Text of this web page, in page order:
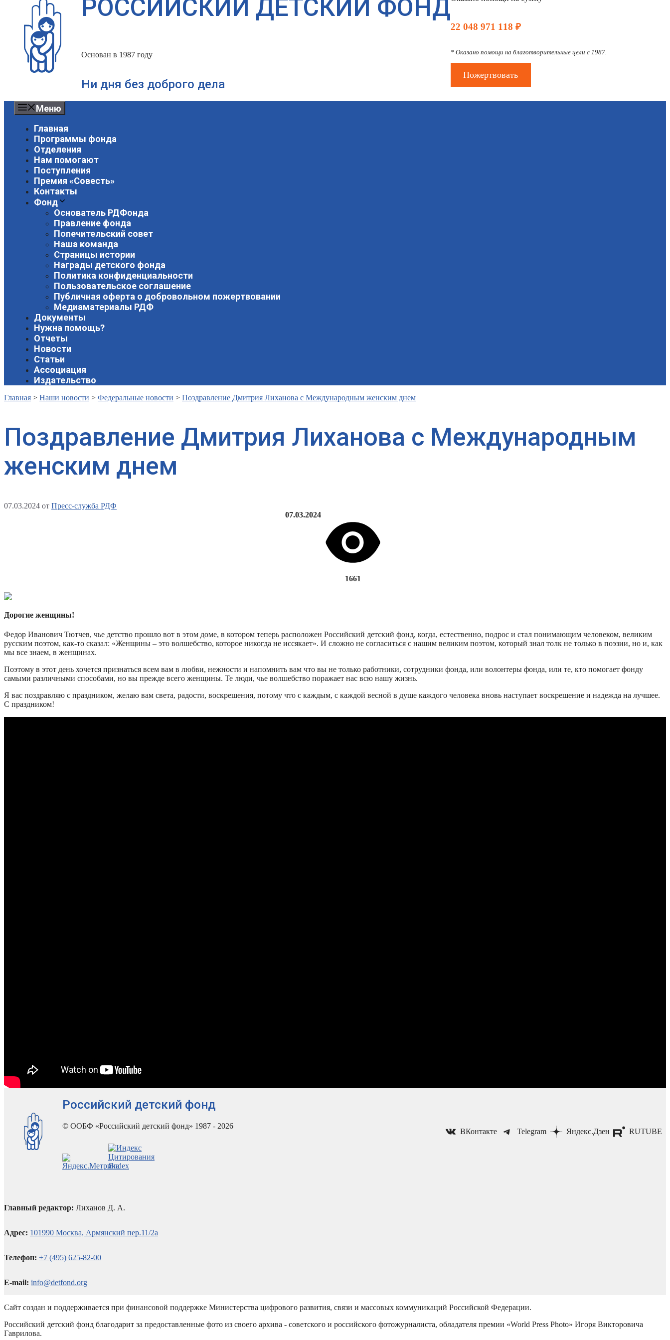
РОССИЙСКИЙ ДЕТСКИЙ ФОНД
Основан в 1987 году
Ни дня без доброго дела
22 048 971 118 ₽
* Оказано помощи на благотворительные цели с 1987.
Пожертвовать
Меню
Главная
Программы фонда
Отделения
Нам помогают
Поступления
Премия «Совесть»
Контакты
Фонд
Основатель РДФонда
Правление фонда
Попечительский совет
Наша команда
Страницы истории
Награды детского фонда
Политика конфиденциальности
Пользовательское соглашение
Публичная оферта о добровольном пожертвовании
Медиаматериалы РДФ
Документы
Нужна помощь?
Отчеты
Новости
Статьи
Ассоциация
Издательство
Главная > Наши новости > Федеральные новости > Поздравление Дмитрия Лиханова с Международным женским днем
Поздравление Дмитрия Лиханова с Международным
женским днем
07.03.2024 от Пресс-служба РДФ
07.03.2024
1661
Дорогие женщины!
Федор Иванович Тютчев, чье детство прошло вот в этом доме, в котором теперь расположен Российский детский фонд, когда, естественно, подрос и стал понимающим человеком, великим
русским поэтом, как-то сказал: «Женщины – это волшебство, которое никогда не иссякает». И сложно не согласиться с нашим великим поэтом, который знал толк не только в поэзии, но и, как
мы все знаем, в женщинах.
Поэтому в этот день хочется признаться всем вам в любви, нежности и напомнить вам что вы не только работники, сотрудники фонда, или волонтеры фонда, или те, кто помогает фонду
самыми различными способами, но вы прежде всего женщины. Те люди, чье волшебство поражает нас всю нашу жизнь.
Я вас поздравляю с праздником, желаю вам света, радости, воскрешения, потому что с каждым, с каждой весной в душе каждого человека вновь наступает воскрешение и надежда на лучшее.
С праздником!
Российский детский фонд
© ООБФ «Российский детский фонд» 1987 - 2026
ВКонтакте Telegram Яндекс.Дзен RUTUBE
Главный редактор: Лиханов Д. А.
Адрес: 101990 Москва, Армянский пер.11/2а
Телефон: +7 (495) 625-82-00
E-mail: info@detfond.org
Сайт создан и поддерживается при финансовой поддержке Министерства цифрового развития, связи и массовых коммуникаций Российской Федерации.
Российский детский фонд благодарит за предоставленные фото из своего архива - советского и российского фотожурналиста, обладателя премии «World Press Photo» Игоря Викторовича
Гаврилова.